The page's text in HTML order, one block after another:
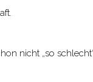
nicht „so